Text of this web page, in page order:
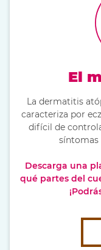
El
La dermatitis
caracteriza por
difícil de
síntomas
Descarga una
qué partes del